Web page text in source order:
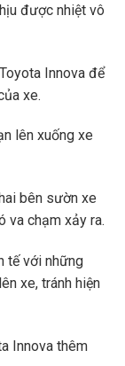
được nhiệt vô
Innova để
xe.
lên xuống xe
bên sườn xe
va chạm xảy ra.
tế với những
xe, tránh hiện
Innova thêm